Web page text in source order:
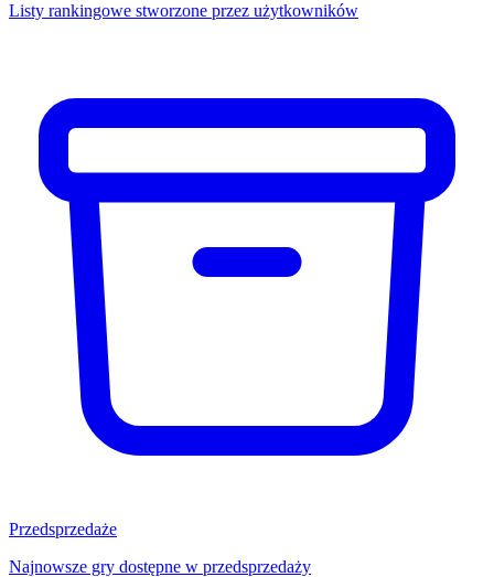
Listy rankingowe stworzone przez użytkowników
Przedsprzedaże
Najnowsze gry dostępne w przedsprzedaży